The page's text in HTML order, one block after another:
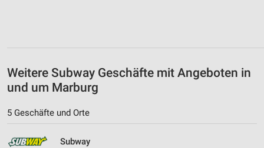
Weitere Subway Geschäfte mit Angeboten in
und um Marburg
5 Geschäfte und Orte
Subway